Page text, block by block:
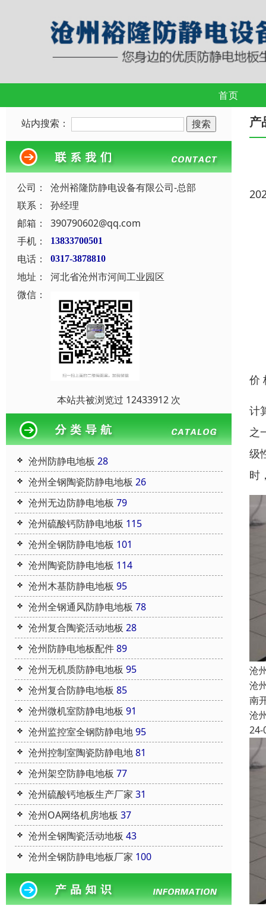
首页
站内搜索：
公司：
沧州裕隆防静电设备有限公司-总部
联系：
孙经理
邮箱：
390790602@qq.com
手机：
13833700501
电话： 0317-3878810
地址：
河北省沧州市河间工业园区
微信：
本站共被浏览过 12433912 次
沧州防静电地板 28
沧州全钢陶瓷防静电地板 26
沧州无边防静电地板 79
沧州硫酸钙防静电地板 115
沧州全钢防静电地板 101
沧州陶瓷防静电地板 114
沧州木基防静电地板 95
沧州全钢通风防静电地板 78
沧州复合陶瓷活动地板 28
沧州防静电地板配件89
沧州无机质防静电地板 95
沧州复合防静电地板 85
沧州微机室防静电地板 91
沧州监控室全钢防静电地95
沧州控制室陶瓷防静电地81
沧州架空防静电地板 77
沧州硫酸钙地板生产厂家 31
沧州OA网络机房地板 37
沧州全钢陶瓷活动地板 43
沧州全钢防静电地板厂家 100
产
价
计
之
级
时
沧
沧
南
沧
24-